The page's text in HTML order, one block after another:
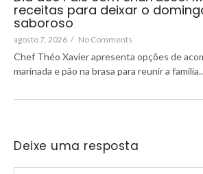
receitas para deixar o
saboroso
agosto 7, 2026 / No Comments
Chef Théo Xavier apresenta opções de
marinada e pão na brasa para reunir a
Deixe uma resposta